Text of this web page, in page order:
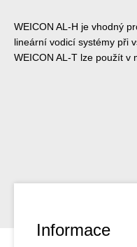
WEICON AL-H je vhodný
lineární vodicí systémy při
WEICON AL-T lze použít v
Informace